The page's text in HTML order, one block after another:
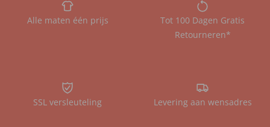
Alle maten één prijs
Tot 100 Dagen Gratis
Retourneren*
SSL versleuteling Levering aan wensadres